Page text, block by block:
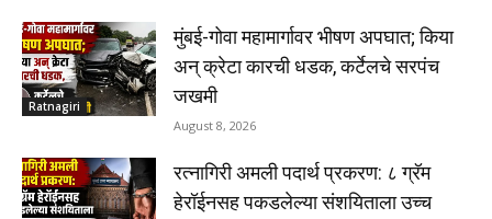
Ratnagiri
मुंबई-गोवा महामार्गावर भीषण अपघात; किया
अन् क्रेटा कारची धडक, कर्टेलचे सरपंच
जखमी
August 8, 2026
रत्नागिरी अमली पदार्थ प्रकरण: ८ ग्रॅम
हेरॉईनसह पकडलेल्या संशयिताला उच्च